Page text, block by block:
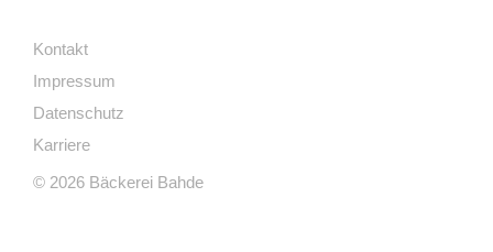
Kontakt
Impressum
Datenschutz
Karriere
© 2026 Bäckerei Bahde